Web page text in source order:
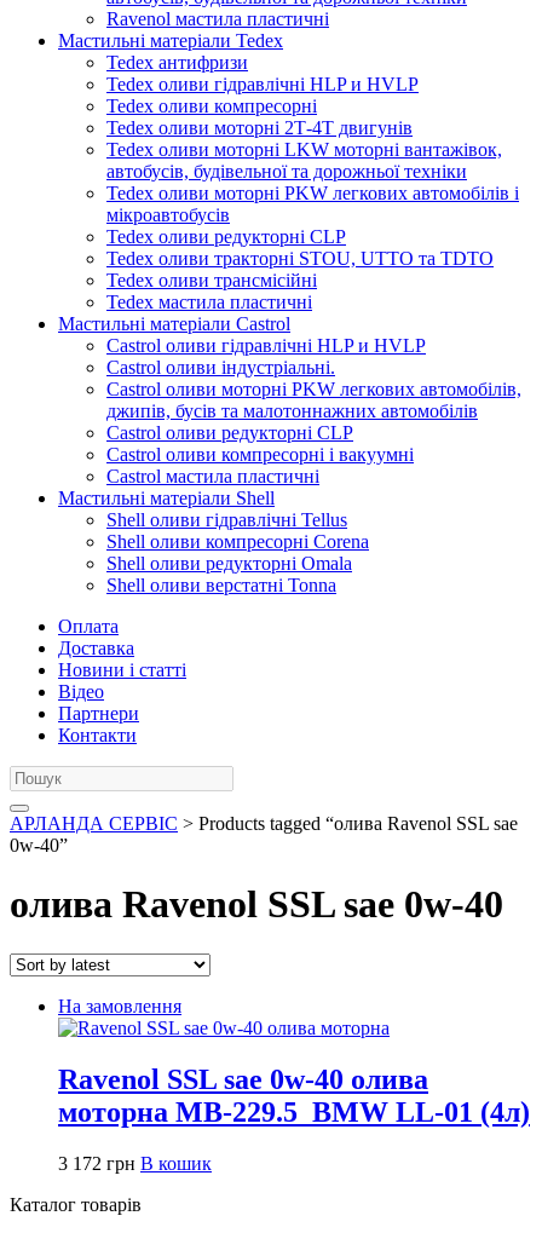
Ravenol мастила пластичні
Мастильні матеріали Tedex
Tedex антифризи
Tedex оливи гідравлічні HLP и HVLP
Tedex оливи компресорні
Tedex оливи моторні 2Т-4Т двигунів
Tedex оливи моторні LKW моторні вантажівок,
автобусів, будівельної та дорожньої техніки
Tedex оливи моторні PKW легкових автомобілів і
мікроавтобусів
Tedex оливи редукторні CLP
Tedex оливи тракторні STOU, UTTO та TDTO
Tedex оливи трансмісійні
Tedex мастила пластичні
Мастильні матеріали Castrol
Castrol оливи гідравлічні HLP и HVLP
Castrol оливи індустріальні.
Castrol оливи моторні PKW легкових автомобілів,
джипів, бусів та малотоннажних автомобілів
Castrol оливи редукторні CLP
Castrol оливи компресорні і вакуумні
Castrol мастила пластичні
Мастильні матеріали Shell
Shell оливи гідравлічні Tellus
Shell оливи компресорні Corena
Shell оливи редукторні Omala
Shell оливи верстатні Tonna
Оплата
Доставка
Новини і статті
Відео
Партнери
Контакти
АРЛАНДА СЕРВІС > Products tagged “олива Ravenol SSL sae
0w-40”
олива Ravenol SSL sae 0w-40
На замовлення
Ravenol SSL sae 0w-40 олива
моторна MB-229.5_BMW LL-01 (4л)
3 172 грн В кошик
Каталог товарів